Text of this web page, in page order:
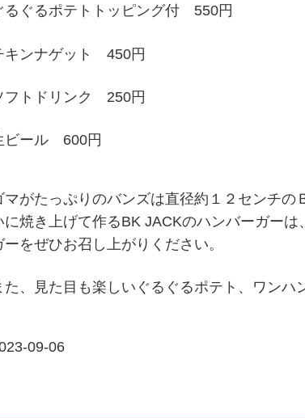
るぐるポテトトッピング付 550円
キンナゲット 450円
フトドリンク 250円
ビール 600円
マがたっぷりのバンズは直径約１２センチ
に焼き上げて作るBK JACKのハンバーガー
ーをぜひお召し上がりください。
た、見た目も楽しいぐるぐるポテト、ワンハ
09-06